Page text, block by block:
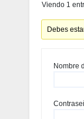
Viendo 1
Debes
Nombre